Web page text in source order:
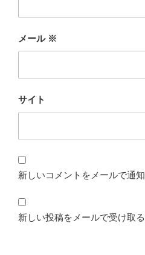
メール ※
サイト
新しいコメントをメールで通知
新しい投稿をメールで受け取る